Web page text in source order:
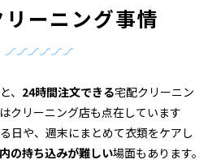
ーニング事情
、 24時間注文できる宅配クリーニン
クリーニング店も点在しています
日や、週末にまとめて衣類をケアし
の持ち込みが難しい場面もあります。